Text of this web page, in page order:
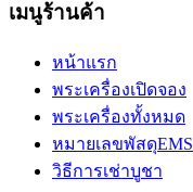
เมนูร้านค้า
หน้าแรก
พระเครื่องเปิดจอง
พระเครื่องทั้งหมด
หมายเลขพัสดุEMS
วิธีการเช่าบูชา